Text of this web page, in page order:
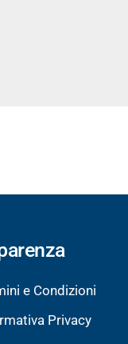
e Condizioni
Privacy